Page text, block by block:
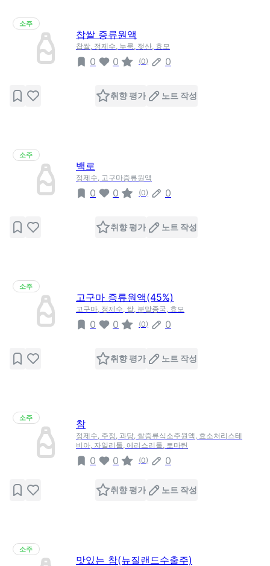
소주
찹쌀 증류원액
찹쌀, 정제수, 누룩, 젖산, 효모
0 0 (0) 0
취향 평가 노트 작성
소주
백로
정제수, 고구마증류원액
0 0 (0) 0
취향 평가 노트 작성
소주
고구마 증류원액(45%)
고구마, 정제수, 쌀, 분말종국, 효모
0 0 (0) 0
취향 평가 노트 작성
소주
참
정제수, 주정, 과당, 쌀증류식소주원액, 효소처리스테
비아, 자일리톨, 에리스리톨, 토마틴
0 0 (0) 0
취향 평가 노트 작성
소주
맛있는 참(뉴질랜드수출주)